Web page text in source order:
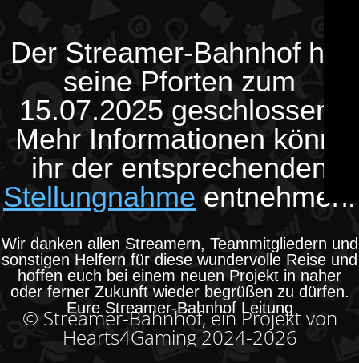
Der Streamer-Bahnhof hat
seine Pforten zum
15.07.2025 geschlossen.
Mehr Informationen könnt
ihr der entsprechenden
Stellungnahme entnehmen.
Wir danken allen Streamern, Teammitgliedern und
sonstigen Helfern für diese wundervolle Reise und
hoffen euch bei einem neuen Projekt in naher
oder ferner Zukunft wieder begrüßen zu dürfen.
Eure Streamer-Bahnhof Leitung
© Streamer-Bahnhof, ein Projekt von
Hearts4Gaming 2024-2026